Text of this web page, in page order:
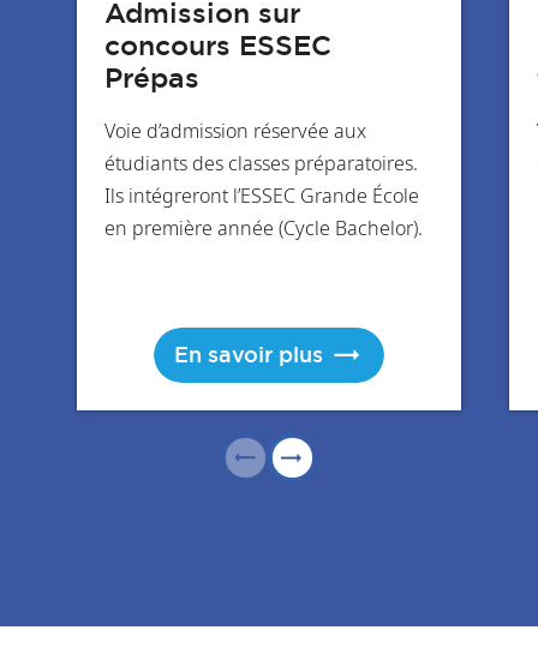
Admission sur
concours ESSEC
Prépas
Voie d’admission réservée aux
étudiants des classes préparatoires.
Ils intégreront l’ESSEC Grande École
en première année (Cycle Bachelor).
En savoir plus